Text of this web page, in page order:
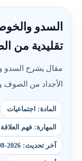
السدو
تقليدية من
مقال يشرح السدو
الأجداد من الصوف
المادة: اجتماعيات
المهارة: فهم
آخر تحديث: 2026-08-07